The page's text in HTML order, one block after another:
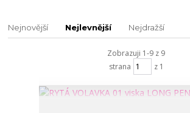
Nejnovější Nejlevnější Nejdražší
Zobrazuji 1-9 z 9
strana
z 1